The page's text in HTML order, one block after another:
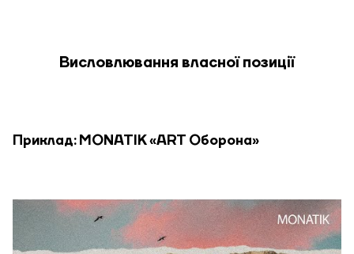
Висловлювання власної позиції
Приклад: MONATIK «ART Оборона»